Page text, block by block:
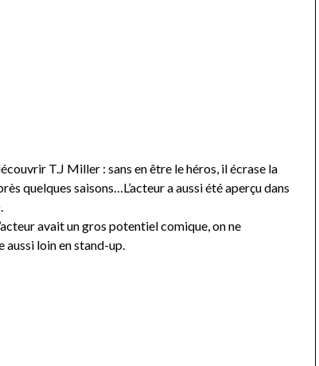
T.J Miller : sans en être le héros, il écrase la
quelques saisons…L’acteur a aussi été aperçu dans
avait un gros potentiel comique, on ne
aussi loin en stand-up.